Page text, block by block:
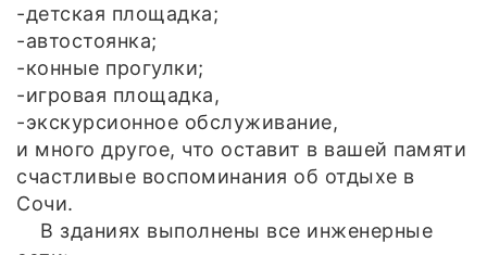
-детская площадка;
-автостоянка;
-конные прогулки;
-игровая площадка,
-экскурсионное обслуживание,
и много другое, что оставит в вашей памяти
счастливые воспоминания об отдыхе в
Сочи.
В зданиях выполнены все инженерные